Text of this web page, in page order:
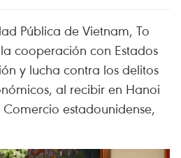
Pública de Vietnam, To
cooperación con Estados
y lucha contra los delitos
al recibir en Hanoi
estadounidense,